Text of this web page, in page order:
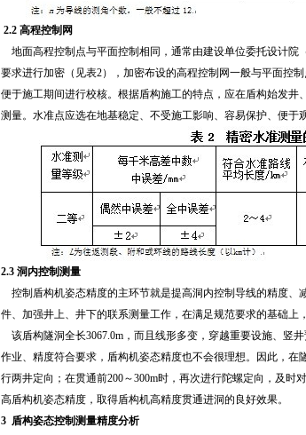
2.2 高程控制网
地面高程控制点与平面控制相同，通常由建设单位委托设计院
要求进行加密（见表2），加密布设的高程控制网一般与平面控
便于施工期间进行校核。根据盾构施工的特点，应在盾构始发
测量。水准点应选在地基稳定、不受施工影响、容易保护、便于
2.3 洞内控制测量
控制盾构机姿态精度的主环节就是提高洞内控制导线的精度、
件、加强井上、井下的联系测量工作，在满足规范要求的基础上
该盾构隧洞全长3067.0m，而且线形多变，穿越重要设施、竖
作业、精度符合要求，盾构机姿态精度也不会很理想。因此，在
行两井定向；在贯通前200～300m时，再次进行陀螺定向，及
高盾构机姿态精度，取得盾构机高精度贯通进洞的良好效果。
3 盾构姿态控制测量精度分析